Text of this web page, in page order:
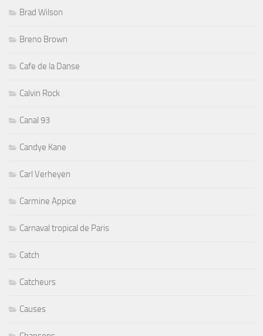
Brad Wilson
Breno Brown
Cafe de la Danse
Calvin Rock
Canal 93
Candye Kane
Carl Verheyen
Carmine Appice
Carnaval tropical de Paris
Catch
Catcheurs
Causes